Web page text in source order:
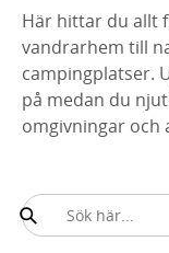
Här hittar du allt
vandrarhem till
campingplatser.
på medan du
omgivningar och